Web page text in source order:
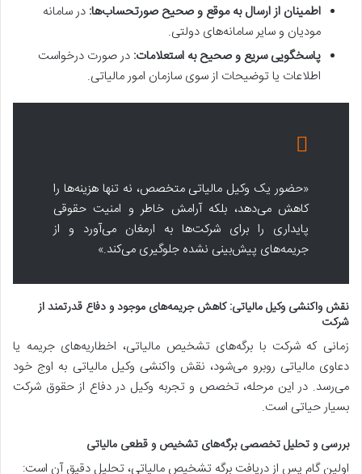
اطمینان از ارسال به موقع و صحیح صورتحساب‌ها: در سامانه
مودیان و سایر سامانه‌های دولتی.
پاسخگویی سریع و صحیح به استعلامات: در صورت درخواست
اطلاعات یا توضیحات از سوی سازمان امور مالیاتی.
«حضور یک وکیل مالیاتی متخصص، نه تنها هزینه‌ها را
کاهش می‌دهد، بلکه آرامش خاطر و امنیت حقوقی
پایداری را برای شرکت‌ها به ارمغان می‌آورد و از
جریمه‌های پیش‌بینی نشده جلوگیری می‌کند.»
نقش واکنشی وکیل مالیاتی: کاهش جریمه‌های موجود و دفاع قدرتمند از
شرکت
زمانی که شرکت با برگه‌های تشخیص مالیاتی، اخطاریه‌های جریمه یا
دعاوی مالیاتی روبرو می‌شود، نقش واکنشی وکیل مالیاتی به اوج خود
می‌رسد. در این مرحله، تخصص و تجربه وکیل در دفاع از حقوق شرکت
بسیار حیاتی است.
بررسی و تحلیل تخصصی برگه‌های تشخیص و قطعی مالیاتی
اولین گام پس از دریافت برگه تشخیص مالیاتی، تحلیل دقیق آن است: